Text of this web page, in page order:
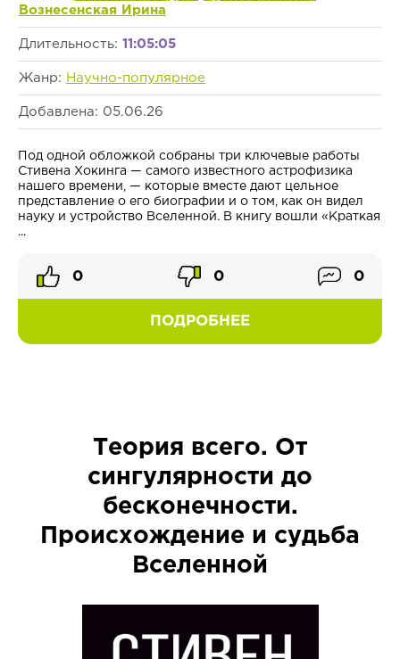
Вознесенская Ирина
Длительность: 11:05:05
Жанр: Научно-популярное
Добавлена: 05.06.26
Под одной обложкой собраны три ключевые работы
Стивена Хокинга — самого известного астрофизика
нашего времени, — которые вместе дают цельное
представление о его биографии и о том, как он видел
науку и устройство Вселенной. В книгу вошли «Краткая
...
ПОДРОБНЕЕ
0 0 0
Теория всего. От
сингулярности до
бесконечности.
Происхождение и судьба
Вселенной